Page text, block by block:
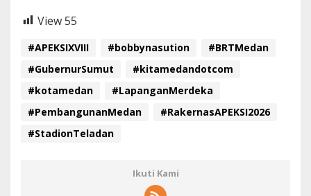
View55
#APEKSIXVIII #bobbynasution
#BRTMedan
#GubernurSumut
#kitamedandotcom
#kotamedan
#LapanganMerdeka
#PembangunanMedan
#RakernasAPEKSI2026
#StadionTeladan
Ikuti Kami